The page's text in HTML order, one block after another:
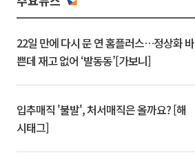
22일 만에 다시 문 연 홈플러스…정상화 바
쁜데 재고 없어 ‘발동동’[가보니]
입추매직 '불발', 처서매직은 올까요? [해
시태그]